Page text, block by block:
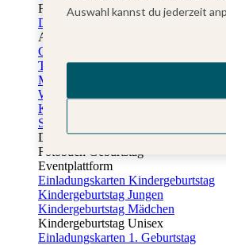
Für jedes Alter
Doppelgeburtstag Einladungen
Alle Geburtstagsextras
Gästebücher Geburtstag
Tischkarten Geburtstag
Menükarten Geburtstag
Weinetiketten Geburtstag
Kartenbox Geburtstag
Save the Date Karten
Dankeskarten Geburtstag
Fotobuch Geburtstag
Eventplattform
Einladungskarten Kindergeburtstag
Kindergeburtstag Jungen
Kindergeburtstag Mädchen
Kindergeburtstag Unisex
Einladungskarten 1. Geburtstag
Auswahl kannst du jederzeit